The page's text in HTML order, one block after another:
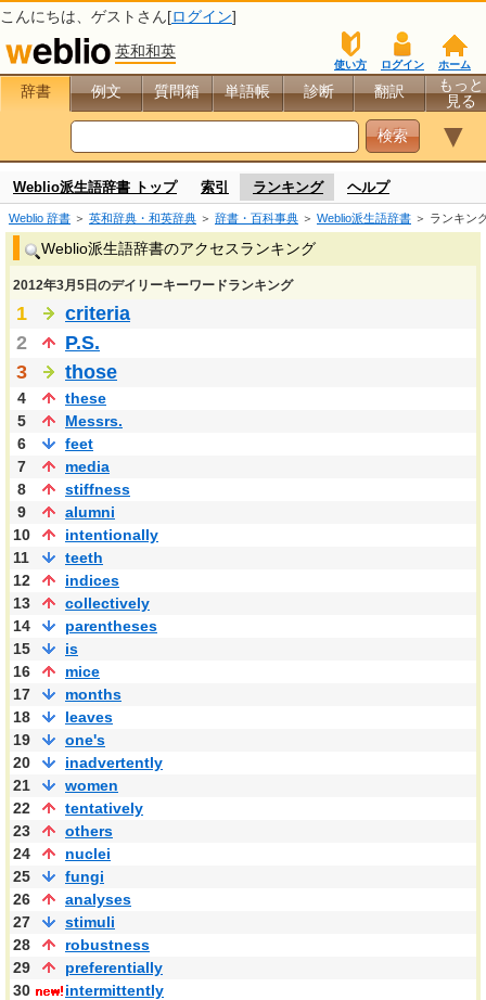
こんにちは、 ゲスト さん[ログイン]
英和和英
ホーム
ログイン
使い方
辞書 例文 質問箱 単語帳 診断 翻訳
もっと
見る
▼
Weblio派生語辞書 トップ 索引 ランキング ヘルプ
Weblio 辞書 ＞ 英和辞典・和英辞典 ＞ 辞書・百科事典 ＞ Weblio派生語辞書 ＞ ランキン
Weblio派生語辞書のアクセスランキング
2012年3月5日のデイリーキーワードランキング
1
criteria
2
P.S.
3
those
4
these
5
Messrs.
6
feet
7
media
8
stiffness
9
alumni
10
intentionally
11
teeth
12
indices
13
collectively
14
parentheses
15
is
16
mice
17
months
18
leaves
19
one's
20
inadvertently
21
women
22
tentatively
23
others
24
nuclei
25
fungi
26
analyses
27
stimuli
28
robustness
29
preferentially
30
intermittently